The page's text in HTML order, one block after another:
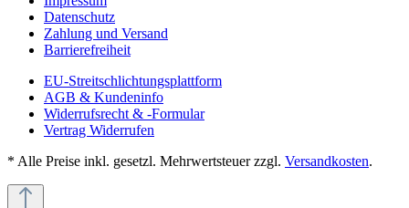
Datenschutz
Zahlung und Versand
Barrierefreiheit
EU-Streitschlichtungsplattform
AGB & Kundeninfo
Widerrufsrecht & -Formular
Vertrag Widerrufen
* Alle Preise inkl. gesetzl. Mehrwertsteuer zzgl. Versandkosten.